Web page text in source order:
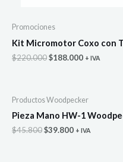
$145.000.
Promociones
Kit Micromotor Coxo con
$220.000El
$220.000.
$188.000El
$188.000.
+ IVA
Productos Woodpecker
Pieza Mano HW-1
$45.800El
$39.800El+ IVA